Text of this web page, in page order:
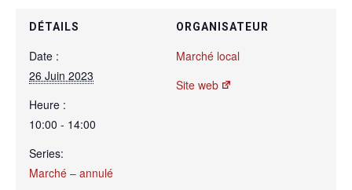
DÉTAILS
Date :
26 Juin 2023
Heure :
10:00 - 14:00
Series:
Marché – annulé
ORGANISATEUR
Marché local
Site web